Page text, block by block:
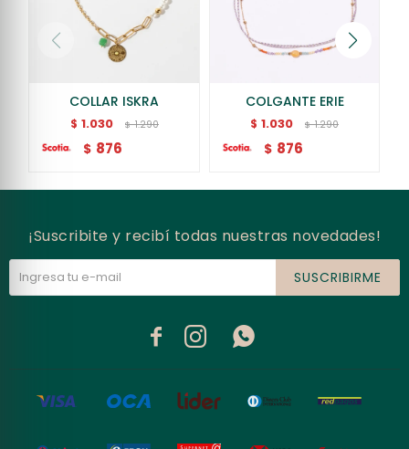
COLLAR ISKRA
$ 1.030 $ 1.290
$ 876
COLGANTE ERIE
$ 1.030 $ 1.290
$ 876
¡Suscribite y recibí todas nuestras novedades!
SUSCRIBIRME
  